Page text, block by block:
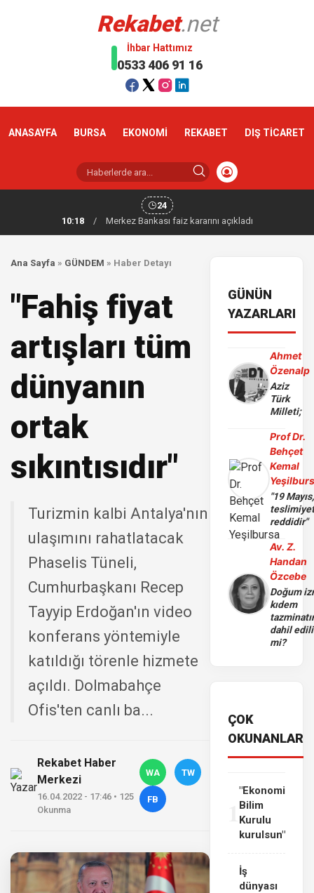
Rekabet.net
İhbar Hattımız
0533 406 91 16
ANASAYFA BURSA EKONOMİ REKABET DIŞ TİCARET
24
10:18
/ Merkez Bankası faiz kararını açıkladı
Ana Sayfa » GÜNDEM » Haber Detayı
"Fahiş fiyat
artışları tüm
dünyanın
ortak
sıkıntısıdır"
Turizmin kalbi Antalya'nın
ulaşımını rahatlatacak
Phaselis Tüneli,
Cumhurbaşkanı Recep
Tayyip Erdoğan'ın video
konferans yöntemiyle
katıldığı törenle hizmete
açıldı. Dolmabahçe
Ofis'ten canlı ba...
Rekabet Haber
Merkezi
16.04.2022 - 17:46 • 125
Okunma
WA TW
FB
GÜNÜN
YAZARLARI
Ahmet
Özenalp
Aziz
Türk
Milleti;
Prof Dr.
Behçet
Kemal
"19 Mayıs,
reddidir"
Av. Z.
Handan
Özcebe
Doğum
kıdem
dahil
mi?
ÇOK
OKUNANLAR
"Ekonomi
Bilim
Kurulu
kurulsun"
İş
dünyası